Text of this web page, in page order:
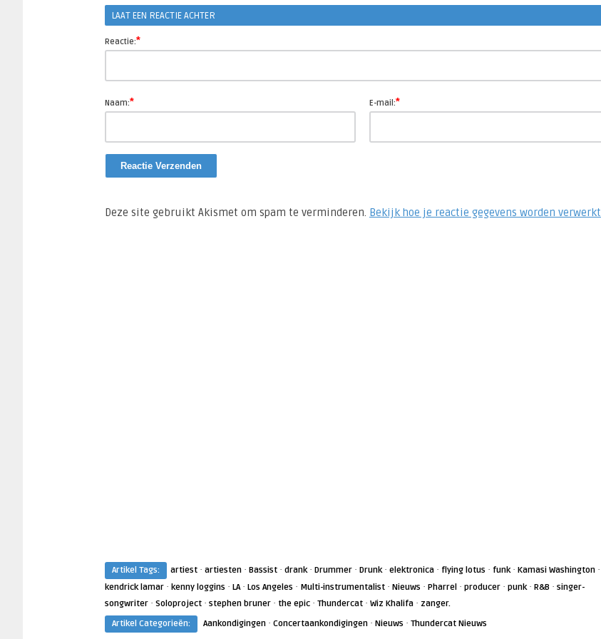
LAAT EEN REACTIE ACHTER
Reactie:*
Naam:* E-mail:*
Deze site gebruikt Akismet om spam te verminderen. Bekijk hoe je reactie gegevens worden verwerkt
Artikel Tags: artiest · artiesten · Bassist · drank· Drummer · Drunk· elektronica · flying lotus · funk· Kamasi Washington ·
kendrick lamar · kenny loggins · LA· Los Angeles · Multi-instrumentalist · Nieuws · Pharrel · producer · punk· R&B · singer-
songwriter · Soloproject · stephen bruner · the epic · Thundercat · Wiz Khalifa · zanger.
Artikel Categorieën:
Aankondigingen · Concertaankondigingen · Nieuws · Thundercat Nieuws